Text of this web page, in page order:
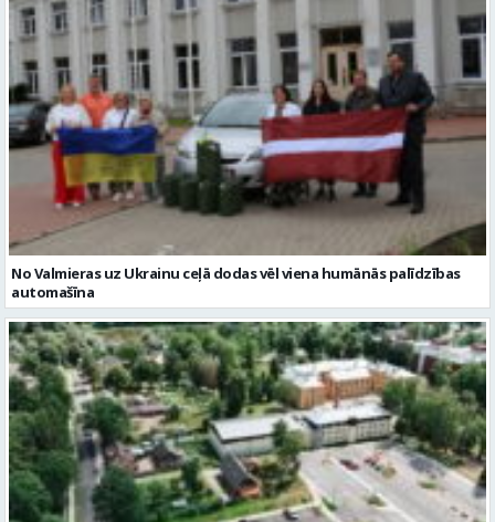
No Valmieras uz Ukrainu ceļā dodas vēl viena humānās palīdzības
automašīna